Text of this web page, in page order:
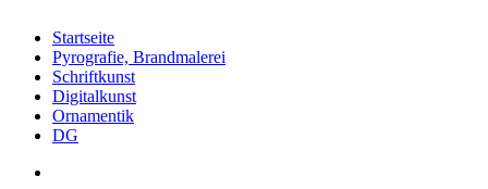
Startseite
Pyrografie, Brandmalerei
Schriftkunst
Digitalkunst
Ornamentik
DG